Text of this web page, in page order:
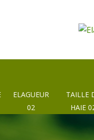
ELAGUEUR
02
TAILLE
HAIE